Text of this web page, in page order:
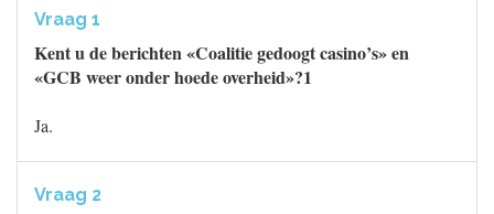
Vraag 1
Kent u de berichten «Coalitie gedoogt casino’s» en
«GCB weer onder hoede overheid»?1
Ja.
Vraag 2